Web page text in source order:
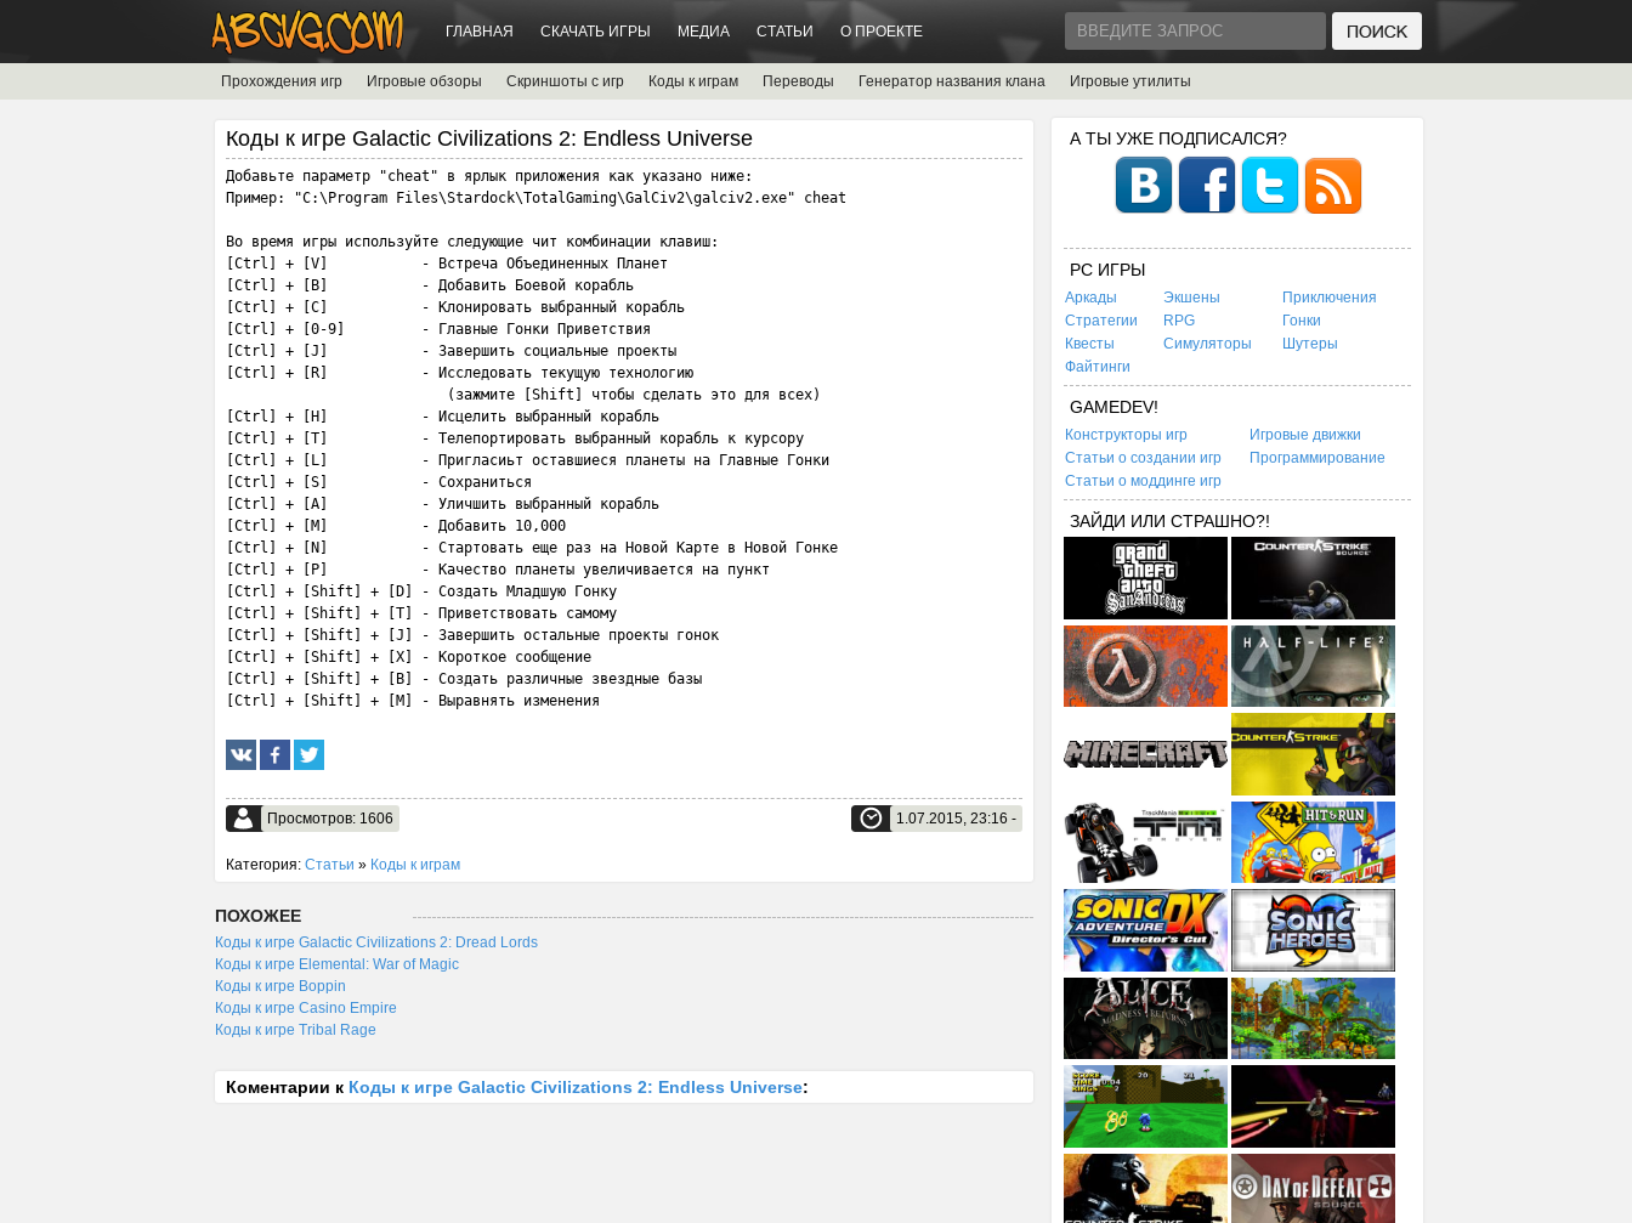
ГЛАВНАЯ СКАЧАТЬ ИГРЫ МЕДИА СТАТЬИ О ПРОЕКТЕ
Прохождения игр Игровые обзоры Скриншоты с игр Коды к играм Переводы Генератор названия клана Игровые утилиты
Коды к игре Galactic Civilizations 2: Endless Universe
Добавьте параметр "cheat" в ярлык приложения как указано ниже:
Пример: "C:\Program Files\Stardock\TotalGaming\GalCiv2\galciv2.exe" cheat
Во время игры используйте следующие чит комбинации клавиш:
[Ctrl] + [V]           - Встреча Объединенных Планет
[Ctrl] + [B]           - Добавить Боевой корабль
[Ctrl] + [C]           - Клонировать выбранный корабль
[Ctrl] + [0-9]         - Главные Гонки Приветствия
[Ctrl] + [J]           - Завершить социальные проекты
[Ctrl] + [R]           - Исследовать текущую технологию
                          (зажмите [Shift] чтобы сделать это для всех)
[Ctrl] + [H]           - Исцелить выбранный корабль
[Ctrl] + [T]           - Телепортировать выбранный корабль к курсору
[Ctrl] + [L]           - Пригласиьт оставшиеся планеты на Главные Гонки
[Ctrl] + [S]           - Сохраниться
[Ctrl] + [A]           - Уличшить выбранный корабль
[Ctrl] + [M]           - Добавить 10,000
[Ctrl] + [N]           - Стартовать еще раз на Новой Карте в Новой Гонке
[Ctrl] + [P]           - Качество планеты увеличивается на пункт
[Ctrl] + [Shift] + [D] - Создать Младшую Гонку
[Ctrl] + [Shift] + [T] - Приветствовать самому
[Ctrl] + [Shift] + [J] - Завершить остальные проекты гонок
[Ctrl] + [Shift] + [X] - Короткое сообщение
[Ctrl] + [Shift] + [B] - Создать различные звездные базы
[Ctrl] + [Shift] + [M] - Выравнять изменения
Просмотров: 1606 1.07.2015, 23:16 -
Категория: Статьи » Коды к играм
ПОХОЖЕЕ
Коды к игре Galactic Civilizations 2: Dread Lords
Коды к игре Elemental: War of Magic
Коды к игре Boppin
Коды к игре Casino Empire
Коды к игре Tribal Rage
Коментарии к Коды к игре Galactic Civilizations 2: Endless Universe:
А ТЫ УЖЕ ПОДПИСАЛСЯ?
PC ИГРЫ
Аркады Экшены
Приключения
Стратегии
RPG
Гонки
Квесты
Симуляторы
Шутеры
Файтинги
GAMEDEV!
Конструкторы игр
Игровые движки
Статьи о создании игр
Программирование
Статьи о моддинге игр
ЗАЙДИ ИЛИ СТРАШНО?!